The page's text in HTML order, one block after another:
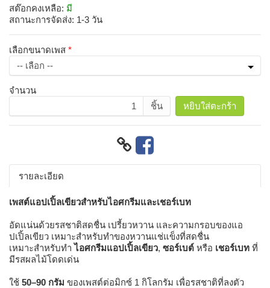
สต๊อกคงเหลือ: มี
สถานะการจัดส่ง: 1-3 วัน
เลือกขนาดเพส
จำนวน
ชิ้น
หยิบใส่ตะกร้า
รายละเอียด
เพสต์แอปเปิ้ลเขียวสำหรับไอศกรีมและเชอร์เบท
อัดแน่นด้วยรสชาติสดชื่น เปรี้ยวหวาน และความกรอบของแอ
ปเปิ้ลเขียว เหมาะสำหรับทำของหวานแช่แข็งที่สดชื่น
เหมาะสำหรับทำไอศกรีมแอปเปิ้ลเขียว, ซอร์เบต์ หรือ เชอร์เบท ที่
มีรสผลไม้โดดเด่น
ใช้ 50–90 กรัม ของเพสต์ต่อมิกซ์ 1 กิโลกรัม เพื่อรสชาติที่ลงตัว